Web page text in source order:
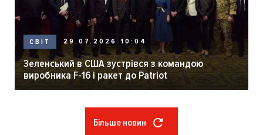
СВІТ 29.07.2026 10:04
Зеленський в США зустрівся з командою
виробника F-16 і ракет до Patriot
Більше новин